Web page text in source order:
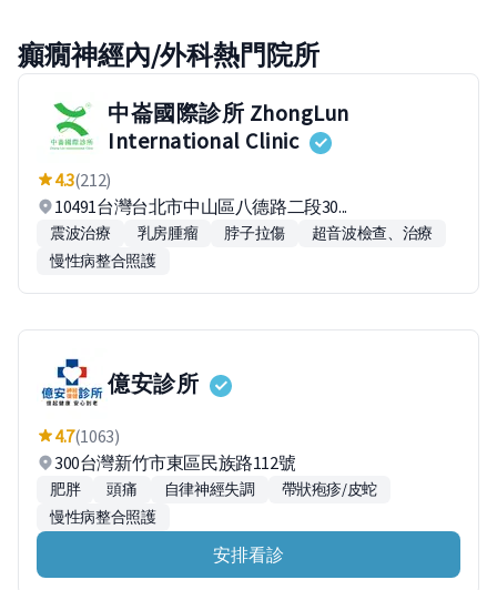
癲癇神經內/外科熱門院所
中崙國際診所 ZhongLun
International Clinic
4.3(212)
10491台灣台北市中山區八德路二段30...
震波治療 乳房腫瘤 脖子拉傷
超音波檢查、治療
慢性病整合照護
億安診所
4.7(1063)
300台灣新竹市東區民族路112號
肥胖 頭痛 自律神經失調
帶狀疱疹/皮蛇
慢性病整合照護
安排看診